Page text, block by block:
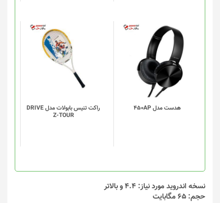
محصول
انتخاب
شوند
محصول
انتخاب
شوند
هدست مدل 450AP
راکت تنیس بابولات مدل DRIVE
Z-TOUR
نسخه اندروید مورد نیاز: 4.4 و بالاتر
حجم: 65 مگابایت